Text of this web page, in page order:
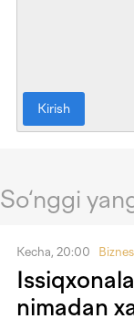
Kirish
So‘nggi
Kecha, 20:00 Biznes
nimadan